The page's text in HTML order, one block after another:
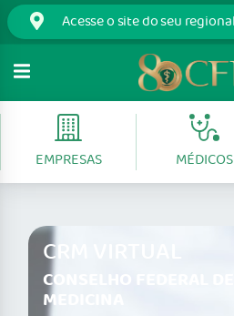
EMPRESAS MÉDICOS
CRM VIRTUAL
CONSELHO FEDERAL DE
MEDICINA